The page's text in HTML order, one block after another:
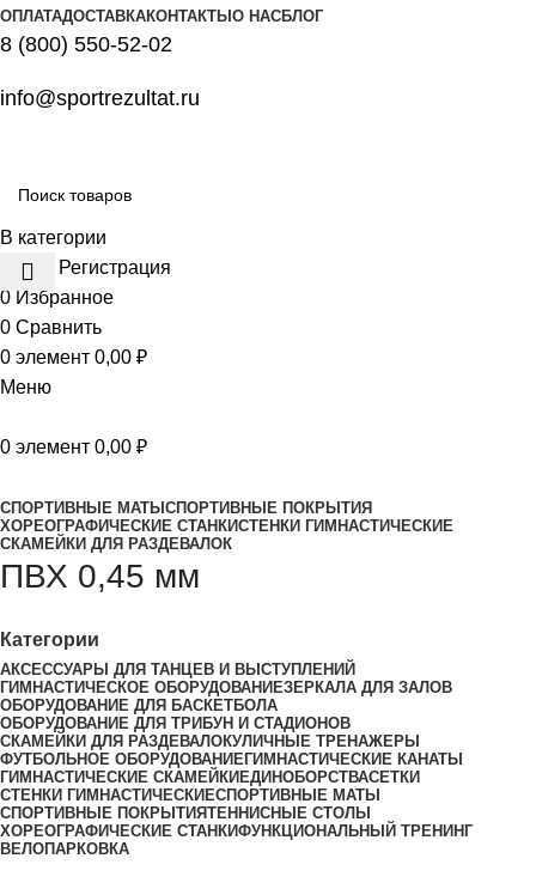
ОПЛАТАДОСТАВКАКОНТАКТЫ О НАСБЛОГ
8 (800) 550-52-02
info@sportrezultat.ru
В категории
Вход / Регистрация
0 Избранное
0 Сравнить
0 элемент 0,00 ₽
Меню
0 элемент 0,00 ₽
СПОРТИВНЫЕ МАТЫ СПОРТИВНЫЕ ПОКРЫТИЯ
ХОРЕОГРАФИЧЕСКИЕ СТАНКИСТЕНКИ ГИМНАСТИЧЕСКИЕ
СКАМЕЙКИ ДЛЯ РАЗДЕВАЛОК
ПВХ 0,45 мм
Категории
АКСЕССУАРЫ ДЛЯ ТАНЦЕВ И ВЫСТУПЛЕНИЙ
ГИМНАСТИЧЕСКОЕ ОБОРУДОВАНИЕЗЕРКАЛА ДЛЯ ЗАЛОВ
ОБОРУДОВАНИЕ ДЛЯ БАСКЕТБОЛА
ОБОРУДОВАНИЕ ДЛЯ ТРИБУН И СТАДИОНОВ
СКАМЕЙКИ ДЛЯ РАЗДЕВАЛОКУЛИЧНЫЕ ТРЕНАЖЕРЫ
ФУТБОЛЬНОЕ ОБОРУДОВАНИЕГИМНАСТИЧЕСКИЕ КАНАТЫ
ГИМНАСТИЧЕСКИЕ СКАМЕЙКИ ЕДИНОБОРСТВАСЕТКИ
СТЕНКИ ГИМНАСТИЧЕСКИЕСПОРТИВНЫЕ МАТЫ
СПОРТИВНЫЕ ПОКРЫТИЯТЕННИСНЫЕ СТОЛЫ
ХОРЕОГРАФИЧЕСКИЕ СТАНКИФУНКЦИОНАЛЬНЫЙ ТРЕНИНГ
ВЕЛОПАРКОВКА